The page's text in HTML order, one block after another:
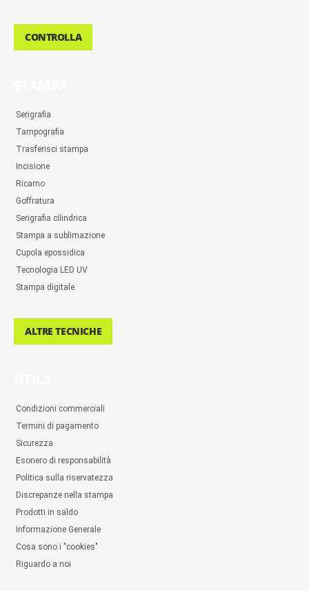
CONTROLLA
Serigrafia
Tampografia
Trasferisci stampa
Incisione
Ricamo
Goffratura
Serigrafia cilindrica
Stampa a sublimazione
Cupola epossidica
Tecnologia LED UV
Stampa digitale
ALTRE TECNICHE
Condizioni commerciali
Termini di pagamento
Sicurezza
Esonero di responsabilità
Politica sulla riservatezza
Discrepanze nella stampa
Prodotti in saldo
Informazione Generale
Cosa sono i "cookies"
Riguardo a noi